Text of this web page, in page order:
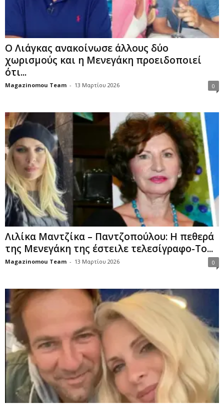
Ο Λιάγκας ανακοίνωσε άλλους δύο
χωρισμούς και η Μενεγάκη προειδοποιεί
ότι...
Magazinomou Team - 13 Μαρτίου 2026 0
Λιλίκα Μαντζίκα – Παντζοπούλου: Η πεθερά
της Μενεγάκη της έστειλε τελεσίγραφο-Το...
Magazinomou Team - 13 Μαρτίου 2026 0